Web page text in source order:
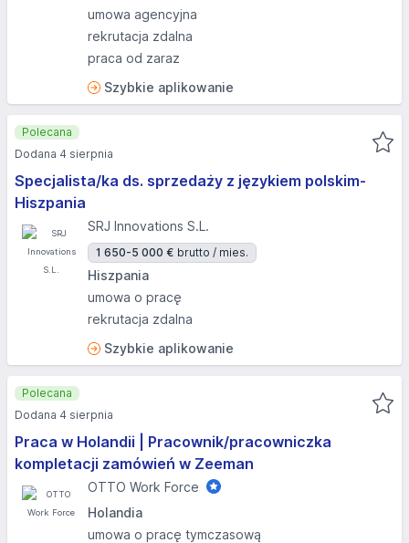
umowa agencyjna
rekrutacja zdalna
praca od zaraz
Szybkie aplikowanie
Specjalista/ka ds. sprzedaży z językiem polskim-
Hiszpania
SRJ Innovations S.L.
1 650-5 000 € brutto / mies.
Hiszpania
umowa o pracę
rekrutacja zdalna
Szybkie aplikowanie
Polecana
Dodana 4 sierpnia
Praca w Holandii | Pracownik/pracowniczka
kompletacji zamówień w Zeeman
OTTO Work Force
Holandia
umowa o pracę tymczasową
Polecana
Dodana 4 sierpnia